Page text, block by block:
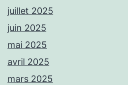
juillet 2025
juin 2025
mai 2025
avril 2025
mars 2025